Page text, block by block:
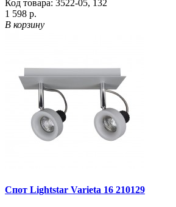
Код товара: 3522-05, 132
1 598 р.
В корзину
Спот Lightstar Varieta 16 210129